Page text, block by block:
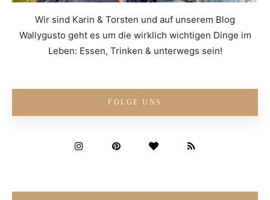
Wir sind Karin & Torsten und auf unserem Blog
Wallygusto geht es um die wirklich wichtigen Dinge im
Leben: Essen, Trinken & unterwegs sein!
FOLGE UNS